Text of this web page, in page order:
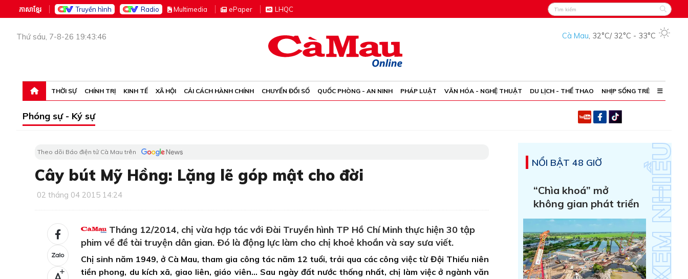
ភាសាខ្មែរ Truyền hình Radio Multimedia ePaper LHQC
Thứ sáu, 7-8-26 19:43:46 Cà Mau, 32°C/ 32°C - 33°C
THỜI SỰ CHÍNH TRỊ KINH TẾ XÃ HỘI CẢI CÁCH HÀNH CHÍNH CHUYỂN ĐỔI SỐ QUỐC PHÒNG - AN NINH PHÁP LUẬT VĂN HÓA - NGHỆ THUẬT DU LỊCH - THỂ THAO NHỊP SỐNG TRẺ
Phóng sự - Ký sự
Theo dõi Báo điện tử Cà Mau trên
Cây bút Mỹ Hồng: Lặng lẽ góp mật cho đời
02 tháng 04 2015 14:24
+
Tháng 12/2014, chị vừa hợp tác với Ðài Truyền hình TP Hồ Chí Minh thực hiện 30 tập
phim về đề tài truyện dân gian. Ðó là động lực làm cho chị khoẻ khoắn và say sưa viết.
Chị sinh năm 1949, ở Cà Mau, tham gia công tác năm 12 tuổi, trải qua các công việc từ Đội Thiếu niên
tiền phong, du kích xã, giao liên, giáo viên… Sau ngày đất nước thống nhất, chị làm việc ở ngành văn
NỔI BẬT 48 GIỜ
“Chìa khoá” mở
không gian phát triển